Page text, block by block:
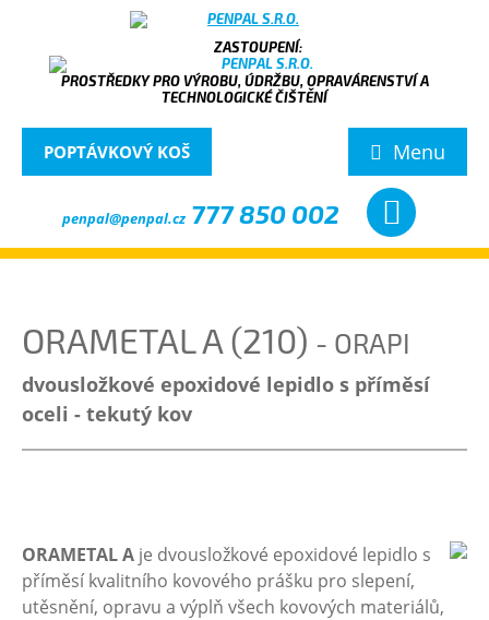
PROSTŘEDKY PRO VÝROBU, ÚDRŽBU, OPRAVÁRENSTVÍ A
TECHNOLOGICKÉ ČIŠTĚNÍ
Menu
POPTÁVKOVÝ KOŠ
penpal@penpal.cz 777 850 002
ORAMETAL A (210) - ORAPI
dvousložkové epoxidové lepidlo s příměsí
oceli - tekutý kov
ORAMETAL A je dvousložkové epoxidové lepidlo s
příměsí kvalitního kovového prášku pro slepení,
utěsnění, opravu a výplň všech kovových materiálů,